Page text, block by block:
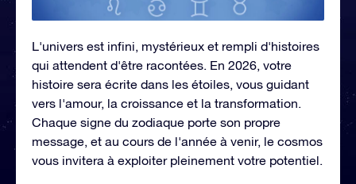
L'univers est infini, mystérieux et rempli d'histoires
qui attendent d'être racontées. En 2026, votre
histoire sera écrite dans les étoiles, vous guidant
vers l'amour, la croissance et la transformation.
Chaque signe du zodiaque porte son propre
message, et au cours de l'année à venir, le cosmos
vous invitera à exploiter pleinement votre potentiel.